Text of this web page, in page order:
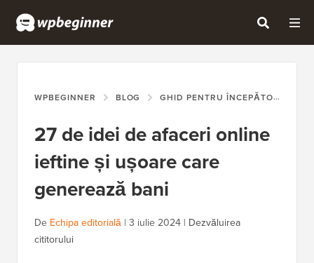
WPBEGINNER BLOG GHID PENTRU ÎNCEPĂTORI
27 de idei de afaceri online
ieftine și ușoare care
generează bani
De Echipa editorială | 3 iulie 2024 | Dezvăluirea
cititorului